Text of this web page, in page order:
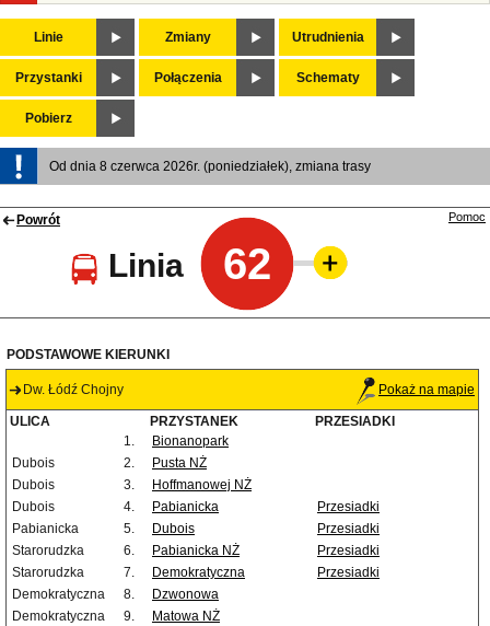
Linie Zmiany Utrudnienia
Przystanki Połączenia Schematy
Pobierz
Od dnia 8 czerwca 2026r. (poniedziałek), zmiana trasy
Powrót
Linia 62
Pomoc
PODSTAWOWE KIERUNKI
Dw. Łódź Chojny Pokaż na mapie
ULICA PRZYSTANEK
PRZESIADKI
1.
Bionanopark
Dubois
2.
Pusta NŻ
Dubois
3.
Hoffmanowej NŻ
Dubois
4. Pabianicka
Przesiadki
Pabianicka
5. Dubois
Przesiadki
Starorudzka
6. Pabianicka NŻ
Przesiadki
Starorudzka
7. Demokratyczna
Przesiadki
Demokratyczna
8.
Dzwonowa
Demokratyczna
9.
Matowa NŻ